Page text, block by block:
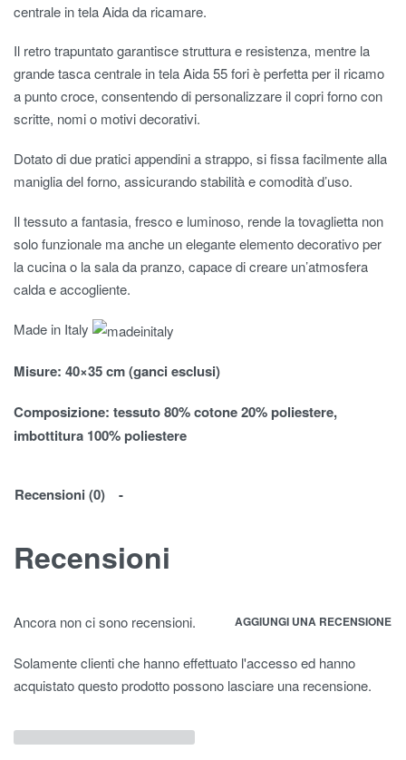
centrale in tela Aida da ricamare.
Il retro trapuntato garantisce struttura e resistenza, mentre la
grande tasca centrale in tela Aida 55 fori è perfetta per il ricamo
a punto croce, consentendo di personalizzare il copri forno con
scritte, nomi o motivi decorativi.
Dotato di due pratici appendini a strappo, si fissa facilmente alla
maniglia del forno, assicurando stabilità e comodità d’uso.
Il tessuto a fantasia, fresco e luminoso, rende la tovaglietta non
solo funzionale ma anche un elegante elemento decorativo per
la cucina o la sala da pranzo, capace di creare un’atmosfera
calda e accogliente.
Made in Italy
Misure: 40×35 cm (ganci esclusi)
Composizione: tessuto 80% cotone 20% poliestere,
imbottitura 100% poliestere
Recensioni (0)
Recensioni
Ancora non ci sono recensioni. AGGIUNGI UNA RECENSIONE
Solamente clienti che hanno effettuato l'accesso ed hanno
acquistato questo prodotto possono lasciare una recensione.